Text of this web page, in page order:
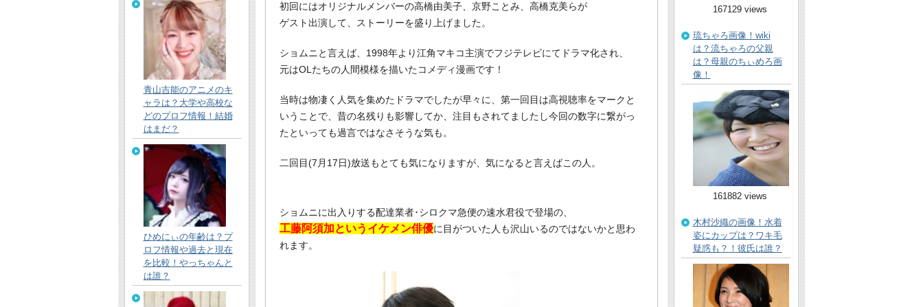
初回にはオリジナルメンバーの高橋由美子、京野ことみ、高橋克美らが
ゲスト出演して、ストーリーを盛り上げました。
ショムニと言えば、1998年より江角マキコ主演でフジテレビにてドラマ化され、
元はOLたちの人間模様を描いたコメディ漫画です！
当時は物凄く人気を集めたドラマでしたが早々に、第一回目は高視聴率をマークと
いうことで、昔の名残りも影響してか、注目もされてましたし今回の数字に繋がっ
たといっても過言ではなさそうな気も。
二回目(7月17日)放送もとても気になりますが、気になると言えばこの人。
ショムニに出入りする配達業者･シロクマ急便の速水君役で登場の、
工藤阿須加というイケメン俳優に目がついた人も沢山いるのではないかと思わ
れます。
青山吉能のアニメのキ
ャラは？大学や高校な
どのプロフ情報！結婚
はまだ？
ひめにぃの年齢は？プ
ロフ情報や過去と現在
を比較！やっちゃんと
は誰？
167129 views
琉ちゃろ画像！wiki
は？流ちゃろの父親
は？母親のちぃめろ画
像！
161882 views
木村沙織の画像！水着
姿にカップは？ワキ毛
疑惑も？！彼氏は誰？